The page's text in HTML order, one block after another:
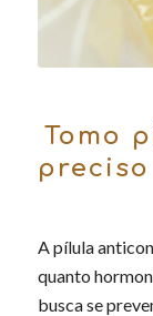
Tomo
A pílula
quanto
busca se